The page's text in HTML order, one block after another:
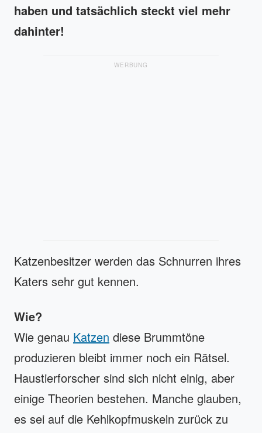
haben und tatsächlich steckt viel mehr
dahinter!
WERBUNG
Katzenbesitzer werden das Schnurren ihres
Katers sehr gut kennen.
Wie?
Wie genau Katzen diese Brummtöne
produzieren bleibt immer noch ein Rätsel.
Haustierforscher sind sich nicht einig, aber
einige Theorien bestehen. Manche glauben,
es sei auf die Kehlkopfmuskeln zurück zu